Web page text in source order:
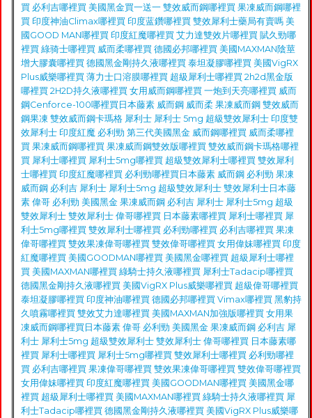
買 必利吉哪裡買 美國黑金買一送一 雙效威而鋼哪裡買 果凍威而鋼哪裡
買 印度神油Climax哪裡買 印度蓝鑽哪裡買 雙效犀利士藥局有賣嗎 美
國GOOD MAN哪裡買 印度紅魔哪裡買 艾力達雙效片哪裡買 賦久勁哪
裡買 綠骑士哪裡買 威而柔哪裡買 德國必邦哪裡買 美國MAXMAN陰莖
增大膠囊哪裡買 德國黑金剛持久液哪裡買 泰坦凝膠哪裡買 美國VigRX
Plus威樂哪裡買 薄力士口溶膜哪裡買 超級犀利士哪裡買 2h2d黑金版
哪裡買 2H2D持久液哪裡買 女用威而鋼哪裡買 一炮到天亮哪裡買 威而
鋼Cenforce-100哪裡買 日本藤素 威而鋼 威而柔 果凍威而鋼 雙效威而
鋼果凍 雙效威而鋼卡瑪格 犀利士 犀利士 5mg 超級雙效犀利士 印度雙
效犀利士 印度紅魔 必利勁 第三代美國黑金 威而鋼哪裡買 威而柔哪裡
買 果凍威而鋼哪裡買 果凍威而鋼雙效版哪裡買 雙效威而鋼卡瑪格哪裡
買 犀利士哪裡買 犀利士5mg哪裡買 超級雙效犀利士哪裡買 雙效犀利
士哪裡買 印度紅魔哪裡買 必利勁哪裡買 日本藤素 威而鋼 必利勁 果凍
威而鋼 必利吉 犀利士 犀利士5mg 超級雙效犀利士 雙效犀利士 日本藤
素 偉哥 必利勁 美國黑金 果凍威而鋼 必利吉 犀利士 犀利士5mg 超級
雙效犀利士 雙效犀利士 偉哥哪裡買 日本藤素哪裡買 犀利士哪裡買 犀
利士5mg哪裡買 雙效犀利士哪裡買 必利勁哪裡買 必利吉哪裡買 果凍
偉哥哪裡買 雙效果凍偉哥哪裡買 雙效偉哥哪裡買 女用偉妹哪裡買 印度
紅魔哪裡買 美國GOODMAN哪裡買 美國黑金哪裡買 超級犀利士哪裡
買 美國MAXMAN哪裡買 綠騎士持久液哪裡買 犀利士Tadacip哪裡買
德國黑金剛持久液哪裡買 美國VigRX Plus威樂哪裡買 超級偉哥哪裡買
泰坦凝膠哪裡買 印度神油哪裡買 德國必邦哪裡買 Vimax哪裡買 黑豹持
久噴霧哪裡買 雙效艾力達哪裡買 美國MAXMAN加強版哪裡買 女用果
凍威而鋼哪裡買 日本藤素 偉哥 必利勁 美國黑金 果凍威而鋼 必利吉 犀
利士 犀利士5mg 超級雙效犀利士 雙效犀利士 偉哥哪裡買 日本藤素哪
裡買 犀利士哪裡買 犀利士5mg哪裡買 雙效犀利士哪裡買 必利勁哪裡
買 必利吉哪裡買 果凍偉哥哪裡買 雙效果凍偉哥哪裡買 雙效偉哥哪裡買
女用偉妹哪裡買 印度紅魔哪裡買 美國GOODMAN哪裡買 美國黑金哪
裡買 超級犀利士哪裡買 美國MAXMAN哪裡買 綠騎士持久液哪裡買 犀
利士Tadacip哪裡買 德國黑金剛持久液哪裡買 美國VigRX Plus威樂哪